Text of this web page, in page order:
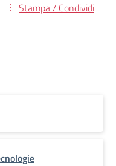
Stampa / Condividi